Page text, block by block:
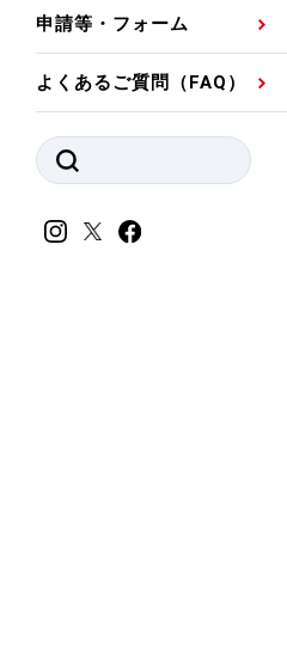
申請等・フォーム
よくあるご質問（FAQ）